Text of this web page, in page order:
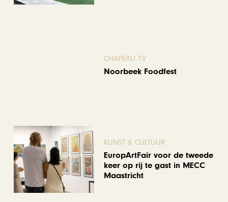
CHAPEAU TV
Noorbeek Foodfest
KUNST & CULTUUR
EuropArtFair voor de tweede
keer op rij te gast in MECC
Maastricht